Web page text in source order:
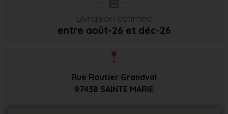
Livraison estimée
entre août-26 et déc-26
Rue Routier Grandval
97438 SAINTE MARIE